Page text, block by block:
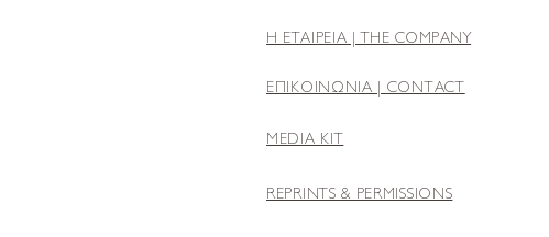
Η ΕΤΑΙΡΕΙΑ | THE COMPANY
ΕΠΙΚΟΙΝΩΝΙΑ | CONTACT
MEDIA KIT
REPRINTS & PERMISSIONS